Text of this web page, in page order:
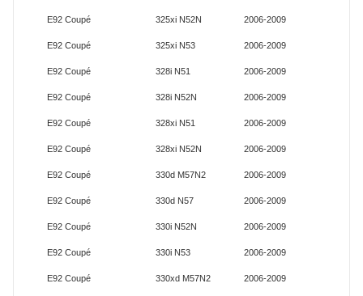
E92 Coupé 325xi N52N 2006-2009
E92 Coupé 325xi N53 2006-2009
E92 Coupé 328i N51 2006-2009
E92 Coupé 328i N52N 2006-2009
E92 Coupé 328xi N51 2006-2009
E92 Coupé 328xi N52N 2006-2009
E92 Coupé 330d M57N2 2006-2009
E92 Coupé 330d N57 2006-2009
E92 Coupé 330i N52N 2006-2009
E92 Coupé 330i N53 2006-2009
E92 Coupé 330xd M57N2 2006-2009